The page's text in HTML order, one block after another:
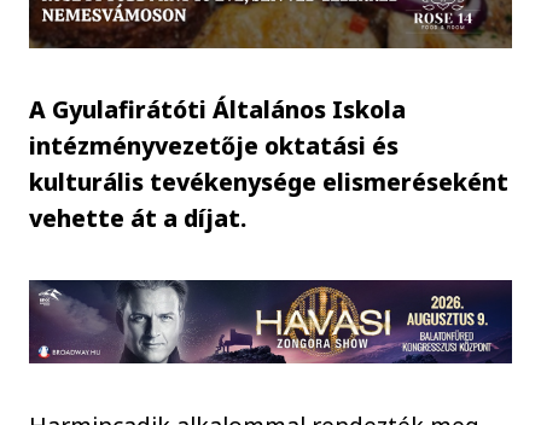
A Gyulafirátóti Általános Iskola
intézményvezetője oktatási és
kulturális tevékenysége elismeréseként
vehette át a díjat.